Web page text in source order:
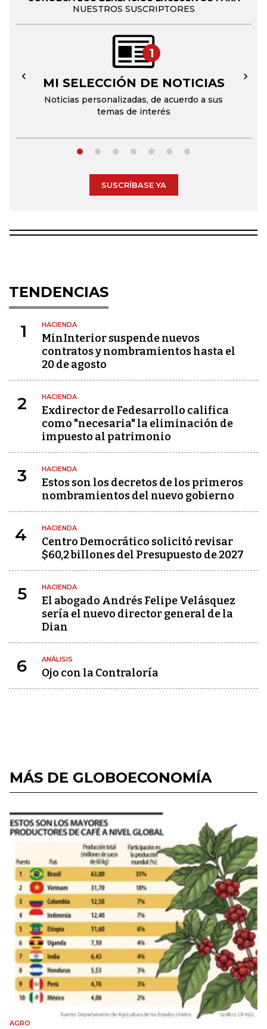
NUESTROS SUSCRIPTORES
1
MI SELECCIÓN DE NOTICIAS
Noticias personalizadas, de acuerdo a sus
temas de interés
← →
SUSCRÍBASE YA
TENDENCIAS
1 HACIENDA
MinInterior suspende nuevos
contratos y nombramientos hasta el
20 de agosto
2 HACIENDA
Exdirector de Fedesarrollo califica
como "necesaria" la eliminación de
impuesto al patrimonio
3 HACIENDA
Estos son los decretos de los primeros
nombramientos del nuevo gobierno
4 HACIENDA
Centro Democrático solicitó revisar
$60,2 billones del Presupuesto de 2027
5 HACIENDA
El abogado Andrés Felipe Velásquez
sería el nuevo director general de la
Dian
6 ANÁLISIS
Ojo con la Contraloría
MÁS DE GLOBOECONOMÍA
AGRO